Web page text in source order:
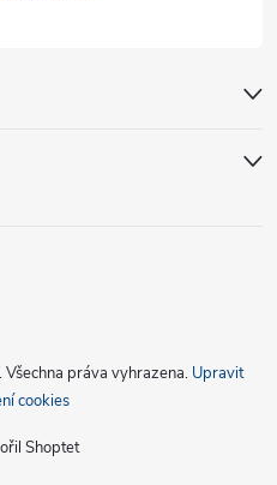
Shoptet
Všechna práva vyhrazena. Upravit
cookies